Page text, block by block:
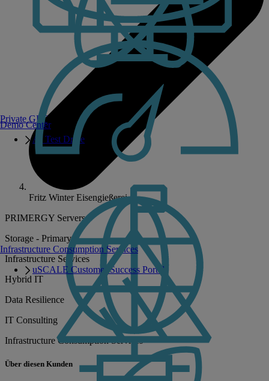
Private GPT
AI Test Drive
Infrastructure Consumption Services
uSCALE Customer Success Portal
Demo Center
Fritz Winter Eisengießerei
PRIMERGY Servers
Storage - Primary
Infrastructure Services
Hybrid IT
Data Resilience
IT Consulting
Infrastructure Consumption Services
Über diesen Kunden